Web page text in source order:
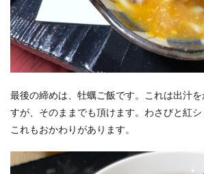
最後の締めは、牡蠣ご飯です。これは出汁
すが、そのままでも頂けます。わさびと紅シ
これもおかわりがあります。